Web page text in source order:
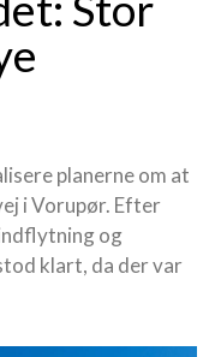
planerne om at
i Vorupør. Efter
og
klart, da der var